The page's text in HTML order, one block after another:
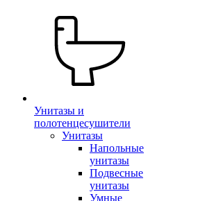
Унитазы и
полотенцесушители
Унитазы
Напольные
унитазы
Подвесные
унитазы
Умные